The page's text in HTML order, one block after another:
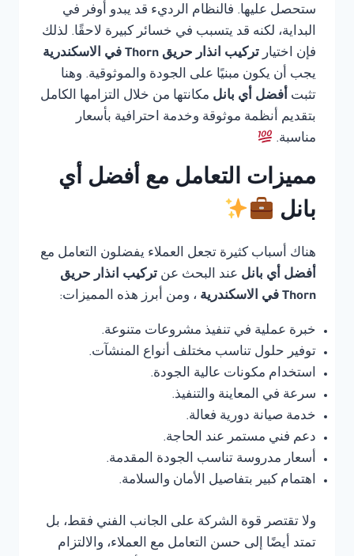
ستحصل عليها. فالنظام الرديء قد يبدو أوفر في
البداية، لكنه قد يتسبب في خسائر كبيرة لاحقًا. لذلك
فإن اختيار تركيب انذار حريق Thorn في الاسكندرية
يجب أن يكون مبنيًا على الجودة والموثوقية. وهنا
تثبت أفضل أي بانل مكانتها من خلال التزامها الكامل
بتقديم أنظمة موثوقة وخدمة احترافية بأسعار
مناسبة.
مميزات التعامل مع أفضل أي
بانل
هناك أسباب كثيرة تجعل العملاء يفضلون التعامل مع
أفضل أي بانل عند البحث عن تركيب انذار حريق
Thorn في الاسكندرية
، ومن أبرز هذه المميزات:
خبرة عملية في تنفيذ مشروعات متنوعة.
توفير حلول تناسب مختلف أنواع المنشآت.
استخدام مكونات عالية الجودة.
سرعة في المعاينة والتنفيذ.
خدمة صيانة دورية فعالة.
دعم فني مستمر عند الحاجة.
أسعار مدروسة تناسب الجودة المقدمة.
اهتمام كبير بتفاصيل الأمان والسلامة.
ولا تقتصر قوة الشركة على الجانب الفني فقط، بل
تمتد أيضًا إلى حسن التعامل مع العملاء، والالتزام